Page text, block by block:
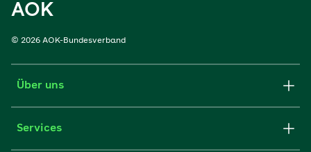
AOK
© 2026 AOK-Bundesverband
Über uns
Services